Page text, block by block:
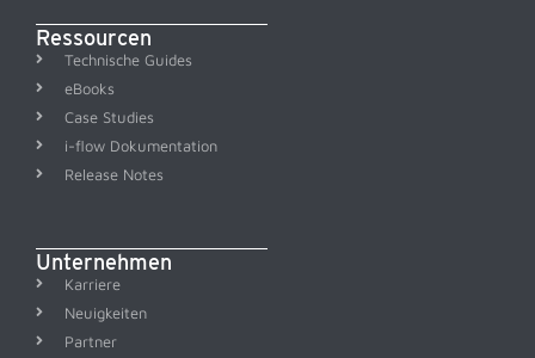
Ressourcen
Technische Guides
eBooks
Case Studies
i-flow Dokumentation
Release Notes
Unternehmen
Karriere
Neuigkeiten
Partner